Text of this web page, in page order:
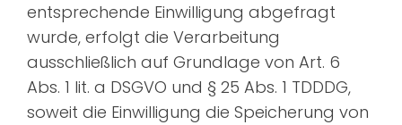
entsprechende Einwilligung abgefragt
wurde, erfolgt die Verarbeitung
ausschließlich auf Grundlage von Art. 6
Abs. 1 lit. a DSGVO und § 25 Abs. 1 TDDDG,
soweit die Einwilligung die Speicherung von